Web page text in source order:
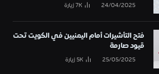
24/04/2025
7Kزيارة
فتح التأشيرات أمام اليمنيين في الكويت تحت
قيود صارمة
25/05/2025
5Kزيارة